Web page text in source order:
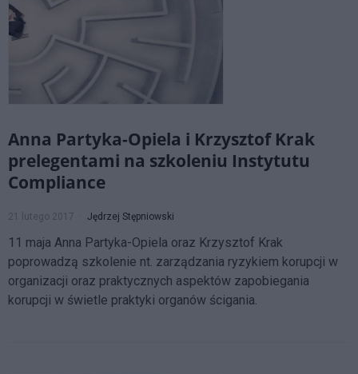
Anna Partyka-Opiela i Krzysztof Krak
prelegentami na szkoleniu Instytutu
Compliance
21 lutego 2017 Jędrzej Stępniowski
11 maja Anna Partyka-Opiela oraz Krzysztof Krak
poprowadzą szkolenie nt. zarządzania ryzykiem korupcji w
organizacji oraz praktycznych aspektów zapobiegania
korupcji w świetle praktyki organów ścigania.